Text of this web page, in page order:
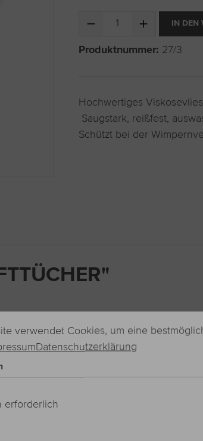
Produkt Anzahl: Gib den
IN
Produktnummer: 27/3
Hochwertiges
Saugstark, reißfest,
Schützt bei der
verwendet Cookies, um eine
Datenschutzerklärung
erforderlich